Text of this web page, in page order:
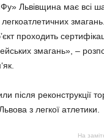
Львівщина має всі
проходить
змагань», –
після реконструкції
з легкої атлетики.
На